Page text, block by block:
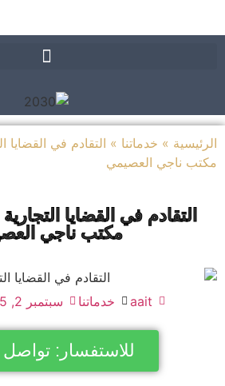
»خدماتنا»التقادم في القضايا
ناجي العصيمي
التقادم في القضايا التجارية
مكتب ناجي
aait خدماتنا سبتمبر 2, 2025
للاستفسار: تواصل